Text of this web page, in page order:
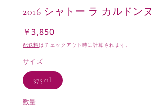
ダ
で
デ
ア
(1)
を
開
く
2016 シャトー ラ カルドンヌ
通
常
格
￥3,850
配送料はチェックアウト時に計算されます。
サイズ
375ml
数量